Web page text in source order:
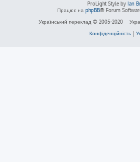
ProLight Style by Ian
Працює на phpBB® Forum
Український переклад © 2005-2020
Конфіденційність|